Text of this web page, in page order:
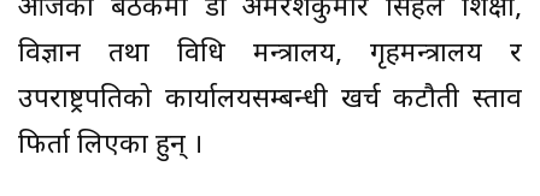
आजको बैठकमा डा अमरेशकुमार सिंहले शिक्षा,
विज्ञान तथा प्रविधि मन्त्रालय, गृहमन्त्रालय र
उपराष्ट्रपतिको कार्यालयसम्बन्धी खर्च कटौती प्रस्ताव
फिर्ता लिएका हुन् ।